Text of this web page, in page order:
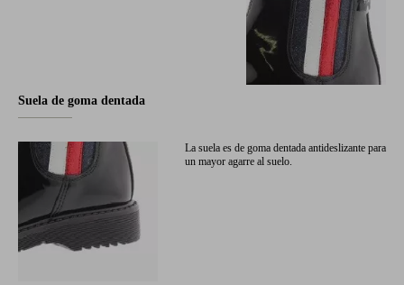
Suela de goma dentada
La suela es de goma dentada antideslizante para
un mayor agarre al suelo.